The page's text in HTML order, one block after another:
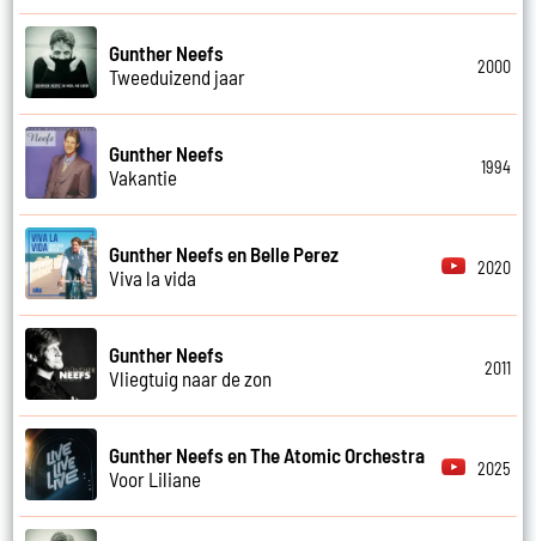
Gunther Neefs
Tweeduizend jaar
2000
Gunther Neefs
Vakantie
1994
Gunther Neefs en Belle Perez
Viva la vida
2020
Gunther Neefs
Vliegtuig naar de zon
2011
Gunther Neefs en The Atomic Orchestra
Voor Liliane
2025